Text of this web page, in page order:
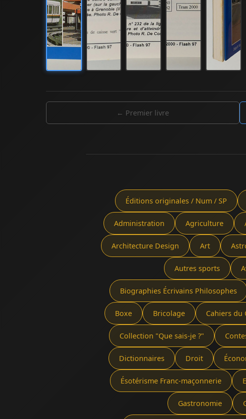
← Premier livre
Éditions originales / Num / SP
Administration Agriculture
Architecture Design Art
Autres sports
Biographies Écrivains Philosophes
Boxe Bricolage Cahiers du
Collection "Que sais-je ?"
Dictionnaires Droit
Ésotérisme Franc-maçonnerie
Gastronomie